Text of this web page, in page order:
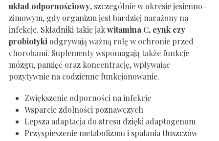
układ odpornościowy, szczególnie w okresie jesienno-
zimowym, gdy organizm jest bardziej narażony na
infekcje. Składniki takie jakwitamina C, cynk czy
probiotyki odgrywają ważną rolę w ochronie przed
chorobami. Suplementy wspomagają także funkcje
mózgu, pamięć oraz koncentrację, wpływając
pozytywnie na codzienne funkcjonowanie.
Zwiększenie odporności na infekcje
Wsparcie zdolności poznawczych
Lepsza adaptacja do stresu dzięki adaptogenom
Przyspieszenie metabolizmu i spalania tłuszczów